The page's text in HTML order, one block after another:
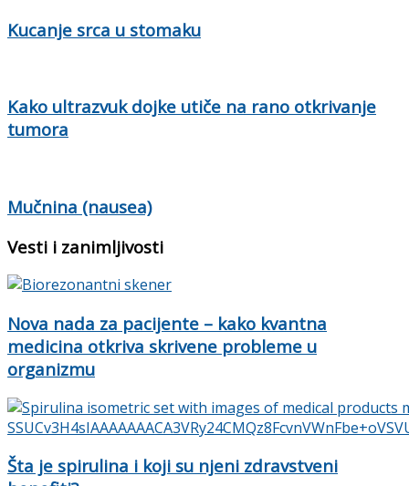
Kucanje srca u stomaku
Kako ultrazvuk dojke utiče na rano otkrivanje
tumora
Mučnina (nausea)
Vesti i zanimljivosti
Nova nada za pacijente – kako kvantna
medicina otkriva skrivene probleme u
organizmu
Šta je spirulina i koji su njeni zdravstveni